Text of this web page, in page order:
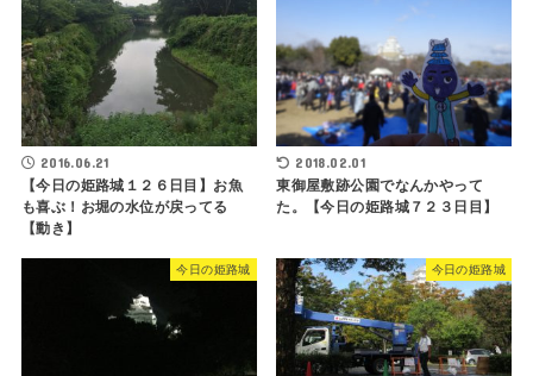
2016.06.21
【今日の姫路城１２６日目】お魚
も喜ぶ！お堀の水位が戻ってる
【動き】
2018.02.01
東御屋敷跡公園でなんかやって
た。【今日の姫路城７２３日目】
今日の姫路城 今日の姫路城